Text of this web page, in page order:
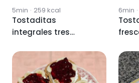
5min · 259 kcal
Tostaditas
integrales tres
6min ·